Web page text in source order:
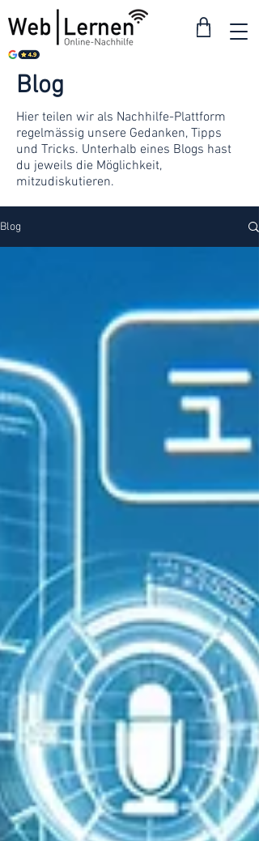
Blog
Hier teilen wir als Nachhilfe-Plattform
regelmässig unsere Gedanken, Tipps
und Tricks. Unterhalb eines Blogs hast
du jeweils die Möglichkeit,
mitzudiskutieren.
Blog